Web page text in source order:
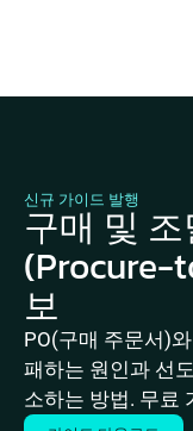
신규 가이드 발행
구매 및
(Procure-
보
PO(구매 주문서)
패하는 원인과 선
소하는 방법. 무료